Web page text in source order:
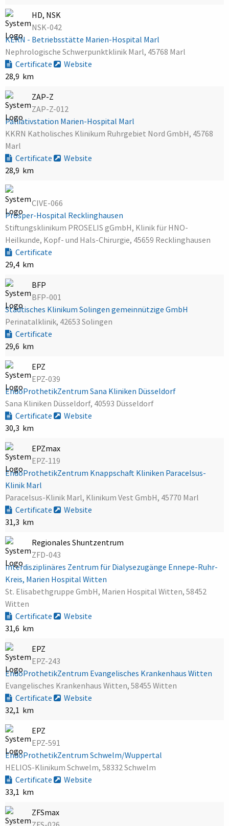
HD, NSK
NSK-042
KERN - Betriebsstätte Marien-Hospital Marl
Nephrologische Schwerpunktklinik Marl, 45768 Marl
Certificate
Website
28,9 km
ZAP-Z
ZAP-Z-012
Palliativstation Marien-Hospital Marl
KKRN Katholisches Klinikum Ruhrgebiet Nord GmbH, 45768
Marl
Certificate
Website
28,9 km
CIVE-066
Prosper-Hospital Recklinghausen
Stiftungsklinikum PROSELIS gGmbH, Klinik für HNO-
Heilkunde, Kopf- und Hals-Chirurgie, 45659 Recklinghausen
Certificate
29,4 km
BFP
BFP-001
Städtisches Klinikum Solingen gemeinnützige GmbH
Perinatalklinik, 42653 Solingen
Certificate
29,6 km
EPZ
EPZ-039
EndoProthetikZentrum Sana Kliniken Düsseldorf
Sana Kliniken Düsseldorf, 40593 Düsseldorf
Certificate
Website
30,3 km
EPZmax
EPZ-119
EndoProthetikZentrum Knappschaft Kliniken Paracelsus-
Klinik Marl
Paracelsus-Klinik Marl, Klinikum Vest GmbH, 45770 Marl
Certificate
Website
31,3 km
Regionales Shuntzentrum
ZFD-043
Interdisziplinäres Zentrum für Dialysezugänge Ennepe-Ruhr-
Kreis, Marien Hospital Witten
St. Elisabethgruppe GmbH, Marien Hospital Witten, 58452
Witten
Certificate
Website
31,6 km
EPZ
EPZ-243
EndoProthetikZentrum Evangelisches Krankenhaus Witten
Evangelisches Krankenhaus Witten, 58455 Witten
Certificate
Website
32,1 km
EPZ
EPZ-591
EndoProthetikZentrum Schwelm/Wuppertal
HELIOS-Klinikum Schwelm, 58332 Schwelm
Certificate
Website
33,1 km
ZFSmax